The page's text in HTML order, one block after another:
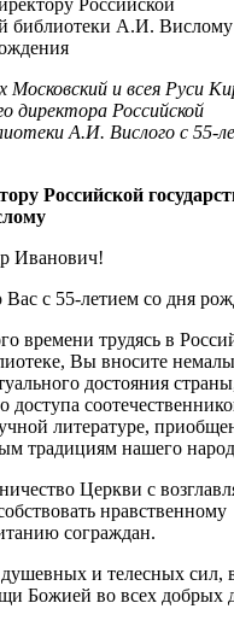
и всея Руси
директора Российской
А.И. Вислого с 55-
Российской
Иванович!
с 55-летием со дня
времени трудясь в
Вы вносите
достояния
доступа
литературе,
традициям нашего
Церкви с
нравственному
сограждан.
и телесных сил,
Божией во всех добрых